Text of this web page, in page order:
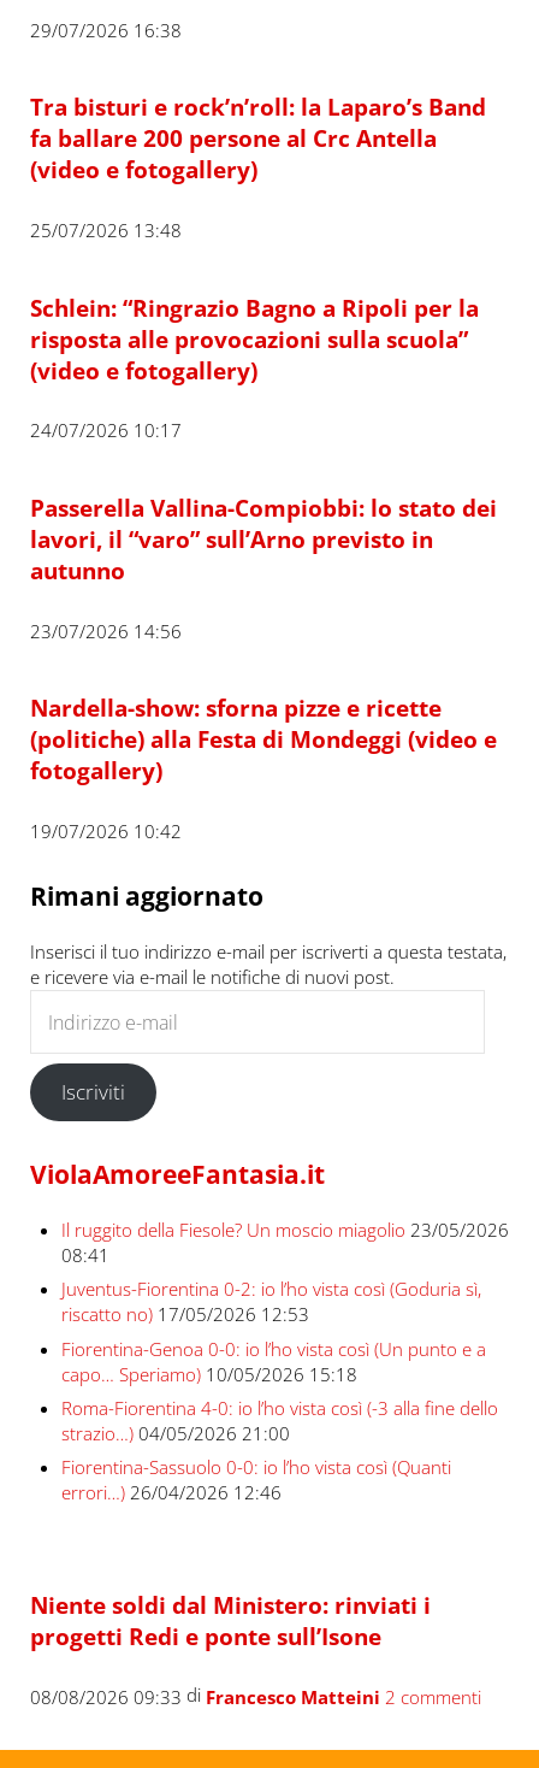
29/07/2026 16:38
Tra bisturi e rock’n’roll: la Laparo’s Band
fa ballare 200 persone al Crc Antella
(video e fotogallery)
25/07/2026 13:48
Schlein: “Ringrazio Bagno a Ripoli per la
risposta alle provocazioni sulla scuola”
(video e fotogallery)
24/07/2026 10:17
Passerella Vallina-Compiobbi: lo stato dei
lavori, il “varo” sull’Arno previsto in
autunno
23/07/2026 14:56
Nardella-show: sforna pizze e ricette
(politiche) alla Festa di Mondeggi (video e
fotogallery)
19/07/2026 10:42
Rimani aggiornato
Inserisci il tuo indirizzo e-mail per iscriverti a questa testata,
e ricevere via e-mail le notifiche di nuovi post.
Iscriviti
ViolaAmoreeFantasia.it
Il ruggito della Fiesole? Un moscio miagolio 23/05/2026
08:41
Juventus-Fiorentina 0-2: io l’ho vista così (Goduria sì,
riscatto no) 17/05/2026 12:53
Fiorentina-Genoa 0-0: io l’ho vista così (Un punto e a
capo… Speriamo) 10/05/2026 15:18
Roma-Fiorentina 4-0: io l’ho vista così (-3 alla fine dello
strazio…) 04/05/2026 21:00
Fiorentina-Sassuolo 0-0: io l’ho vista così (Quanti
errori…) 26/04/2026 12:46
Niente soldi dal Ministero: rinviati i
progetti Redi e ponte sull’Isone
08/08/2026 09:33 di Francesco Matteini 2 commenti